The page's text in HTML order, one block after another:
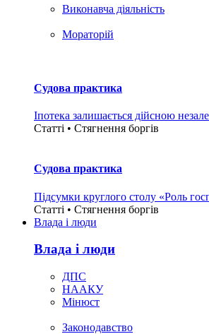
Виконавча діяльність
Мораторій
Судова практика
Іпотека залишається дійсною
Статті • Стягнення боргiв
Судова практика
Підсумки круглого столу «Роль
Статті • Стягнення боргiв
Влада i люди
Влада i люди
ДПС
НААКУ
Мінюст
Законодавство